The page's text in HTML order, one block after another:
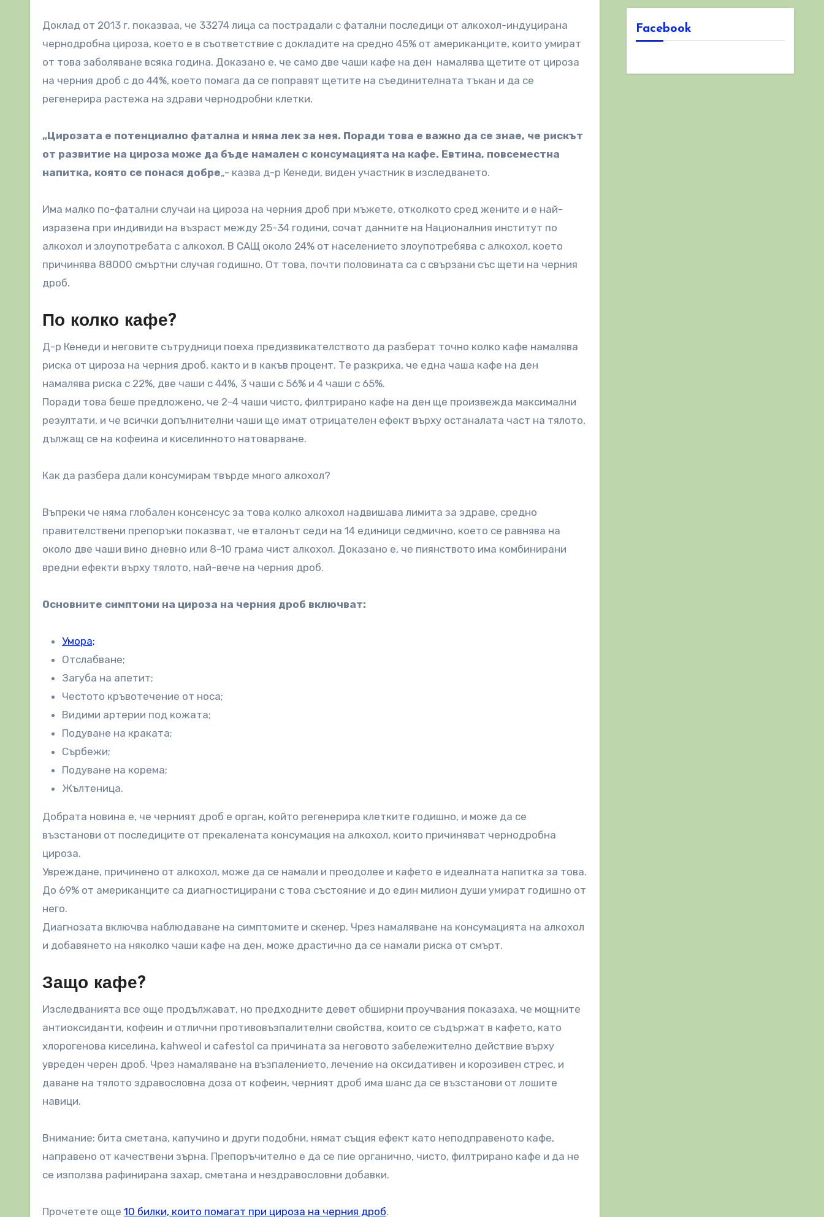
Доклад от 2013 г. показваа, че 33274 лица са пострадали с фатални последици от алкохол-индуцирана
чернодробна цироза, което е в съответствие с докладите на средно 45% от американците, които умират
от това заболяване всяка година. Доказано е, че само две чаши кафе на ден намалява щетите от цироза
на черния дроб с до 44%, което помага да се поправят щетите на съединителната тъкан и да се
регенерира растежа на здрави чернодробни клетки.
„Цирозата е потенциално фатална и няма лек за нея. Поради това е важно да се знае, че рискът
от развитие на цироза може да бъде намален с консумацията на кафе. Евтина, повсеместна
напитка, която се понася добре„- казва д-р Кенеди, виден участник в изследването.
Има малко по-фатални случаи на цироза на черния дроб при мъжете, отколкото сред жените и е най-
изразена при индивиди на възраст между 25-34 години, сочат данните на Националния институт по
алкохол и злоупотребата с алкохол. В САЩ около 24% от населението злоупотребява с алкохол, което
причинява 88000 смъртни случая годишно. От това, почти половината са с свързани със щети на черния
дроб.
По колко кафе?
Д-р Кенеди и неговите сътрудници поеха предизвикателството да разберат точно колко кафе намалява
риска от цироза на черния дроб, както и в какъв процент. Те разкриха, че една чаша кафе на ден
намалява риска с 22%, две чаши с 44%, 3 чаши с 56% и 4 чаши с 65%.
Поради това беше предложено, че 2-4 чаши чисто, филтрирано кафе на ден ще произвежда максимални
резултати, и че всички допълнителни чаши ще имат отрицателен ефект върху останалата част на тялото,
дължащ се на кофеина и киселинното натоварване.
Как да разбера дали консумирам твърде много алкохол?
Въпреки че няма глобален консенсус за това колко алкохол надвишава лимита за здраве, средно
правителствени препоръки показват, че еталонът седи на 14 единици седмично, което се равнява на
около две чаши вино дневно или 8-10 грама чист алкохол. Доказано е, че пиянството има комбинирани
вредни ефекти върху тялото, най-вече на черния дроб.
Основните симптоми на цироза на черния дроб включват:
Умора;
Отслабване;
Загуба на апетит;
Честото кръвотечение от носа;
Видими артерии под кожата;
Подуване на краката;
Сърбежи;
Подуване на корема;
Жълтеница.
Добрата новина е, че черният дроб е орган, който регенерира клетките годишно, и може да се
възстанови от последиците от прекалената консумация на алкохол, които причиняват чернодробна
цироза.
Увреждане, причинено от алкохол, може да се намали и преодолее и кафето е идеалната напитка за това.
До 69% от американците са диагностицирани с това състояние и до един милион души умират годишно от
него.
Диагнозата включва наблюдаване на симптомите и скенер. Чрез намаляване на консумацията на алкохол
и добавянето на няколко чаши кафе на ден, може драстично да се намали риска от смърт.
Защо кафе?
Изследванията все още продължават, но предходните девет обширни проучвания показаха, че мощните
антиоксиданти, кофеин и отлични противовъзпалителни свойства, които се съдържат в кафето, като
хлорогенова киселина, kahweol и cafestol са причината за неговото забележително действие върху
увреден черен дроб. Чрез намаляване на възпалението, лечение на оксидативен и корозивен стрес, и
даване на тялото здравословна доза от кофеин, черният дроб има шанс да се възстанови от лошите
навици.
Внимание: бита сметана, капучино и други подобни, нямат същия ефект като неподправеното кафе,
направено от качествени зърна. Препоръчително е да се пие органично, чисто, филтрирано кафе и да не
се използва рафинирана захар, сметана и нездравословни добавки.
Прочетете още 10 билки, които помагат при цироза на черния дроб.
Facebook